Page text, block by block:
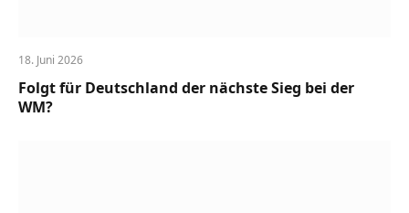
18. Juni 2026
Folgt für Deutschland der nächste Sieg bei der
WM?